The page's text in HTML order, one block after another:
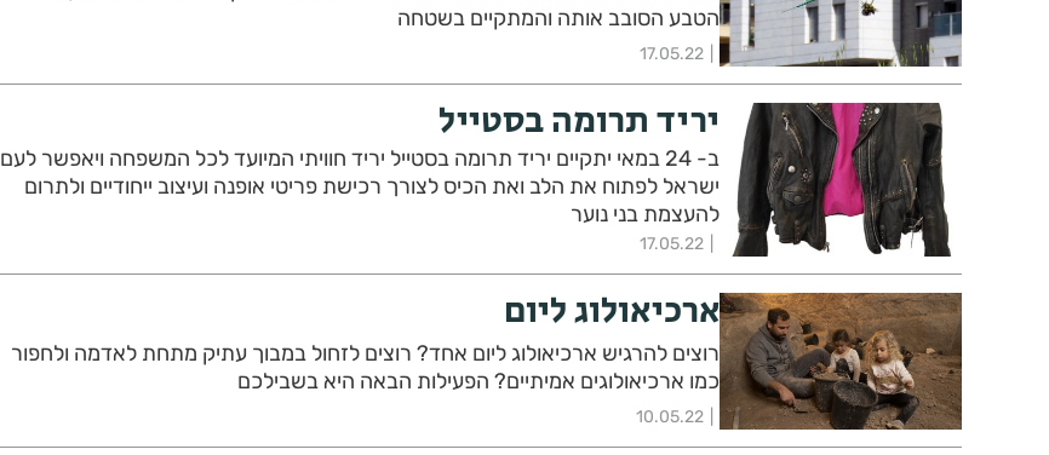
הטבע הסובב אותה והמתקיים בשטחה
17.05.22
יריד תרומה בסטייל
ב- 24 במאי יתקיים יריד תרומה בסטייל יריד חוויתי המיועד לכל המשפחה ויאפשר לעם
ישראל לפתוח את הלב ואת הכיס לצורך רכישת פריטי אופנה ועיצוב ייחודיים ולתרום
להעצמת בני נוער
17.05.22
ארכיאולוג ליום
רוצים להרגיש ארכיאולוג ליום אחד? רוצים לזחול במבוך עתיק מתחת לאדמה ולחפור
כמו ארכיאולוגים אמיתיים? הפעילות הבאה היא בשבילכם
10.05.22